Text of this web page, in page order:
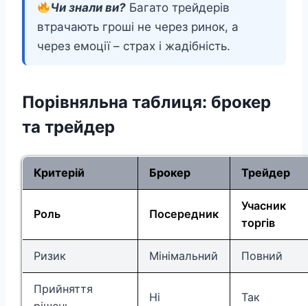
Чи знали ви? Багато трейдерів
втрачають гроші не через ринок, а
через емоції – страх і жадібність.
Порівняльна таблиця: брокер
та трейдер
Критерій Брокер Трейдер
Роль Посередник
Учасник
торгів
Ризик Мінімальний Повний
Прийняття
Ні Так